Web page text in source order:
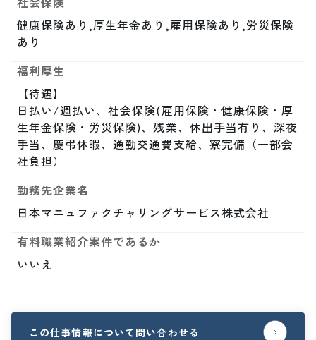
健康保険あり,厚生年金あり,雇用保険あり,労災保険
あり
福利厚生
【待遇】
日払い/週払い、社会保険(雇用保険・健康保険・厚
生年金保険・労災保険)、残業、休出手当有り、深夜
手当、慶弔休暇、通勤交通費支給、寮完備（一部会
社負担）
勤務先企業名
日本マニュファクチャリングサービス株式会社
有料職業紹介案件であるか
いいえ
この仕事情報について問い合わせる